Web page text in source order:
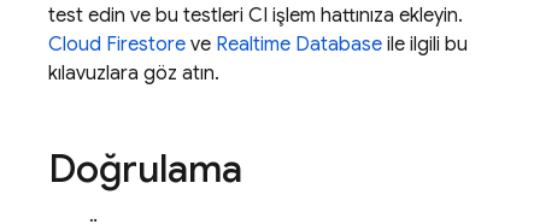
test edin ve bu testleri CI işlem hattınıza ekleyin.
Cloud Firestore ve Realtime Database ile ilgili bu
kılavuzlara göz atın.
Doğrulama